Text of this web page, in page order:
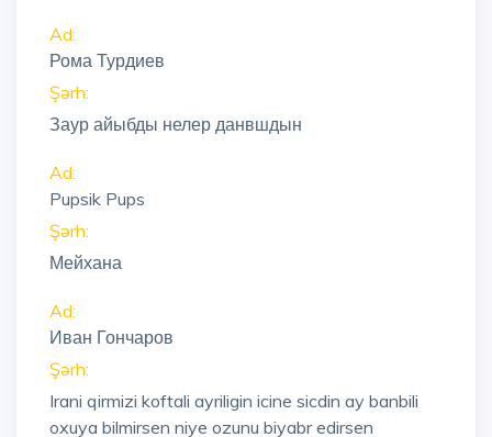
Ad:
Рома Турдиев
Şərh:
Заур айыбды нелер данвшдын
Ad:
Pupsik Pups
Şərh:
Мейхана
Ad:
Иван Гончаров
Şərh:
Irani qirmizi koftali ayriligin icine sicdin ay banbili
oxuya bilmirsen niye ozunu biyabr edirsen